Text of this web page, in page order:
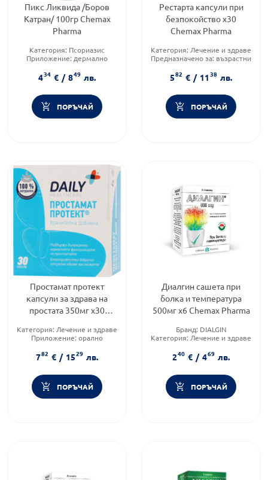
Пикс Ликвида /Боров
Катран/ 100гр Chemax
Pharma
Категория: Псориазис
Приложение: дермално
434 € / 849 лв.
ПОРЪЧАЙ
Рестарта капсули при
безпокойство x30
Chemax Pharma
Категория: Лечение и здраве
Предназначено за: възрастни
582 € / 1138 лв.
ПОРЪЧАЙ
Простамат протект
капсули за здрава на
простата 350мг х30
Категория: Лечение и здраве
Приложение: орално
782 € / 1529 лв.
ПОРЪЧАЙ
Диалгин сашета при
болка и температура
500мг х6 Chemax Pharma
Бранд: DIALGIN
Категория: Лечение и здраве
240 € / 469 лв.
ПОРЪЧАЙ